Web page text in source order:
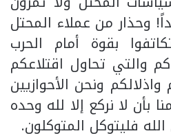
وحذار من عملاء المحتل
بقوة أمام الحرب
والتي تحاول اقتلاعكم
ونحن الأحوازيين
بأن لا نركع إلا لله وحده
فليتوكل المتوكلون.